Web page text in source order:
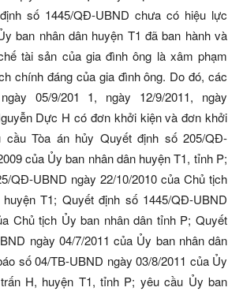
số 1445/QĐ-UBND chưa có hiệu lực
ban nhân dân huyện T1 đã ban hành và
tài sản của gia đình ông là xâm phạm
chính đáng của gia đình ông. Do đó, các
05/9/201 1, ngày 12/9/2011, ngày
Dực H có đơn khởi kiện và đơn khởi
cầu Tòa án hủy Quyết định số 205/QĐ-
của Ủy ban nhân dân huyện T1, tỉnh P;
QĐ-UBND ngày 22/10/2010 của Chủ tịch
T1; Quyết định số 1445/QĐ-UBND
Chủ tịch Ủy ban nhân dân tỉnh P; Quyết
ngày 04/7/2011 của Ủy ban nhân dân
số 04/TB-UBND ngày 03/8/2011 của Ủy
H, huyện T1, tỉnh P; yêu cầu Ủy ban